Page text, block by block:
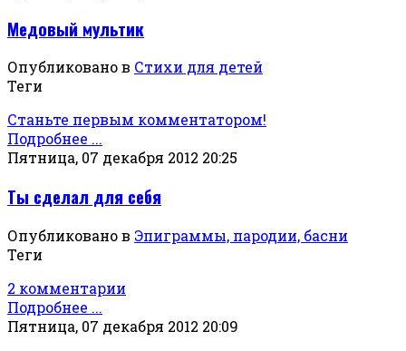
Медовый мультик
Опубликовано в Стихи для детей
Теги
Станьте первым комментатором!
Подробнее ...
Пятница, 07 декабря 2012 20:25
Ты сделал для себя
Опубликовано в Эпиграммы, пародии, басни
Теги
2 комментарии
Подробнее ...
Пятница, 07 декабря 2012 20:09